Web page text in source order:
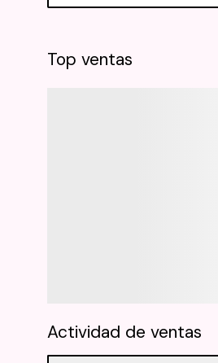
Top ventas
Actividad de ventas